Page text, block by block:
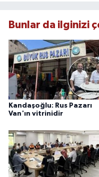
Bunlar da ilginizi
Kandaşoğlu: Rus Pazarı
Van'ın vitrinidir